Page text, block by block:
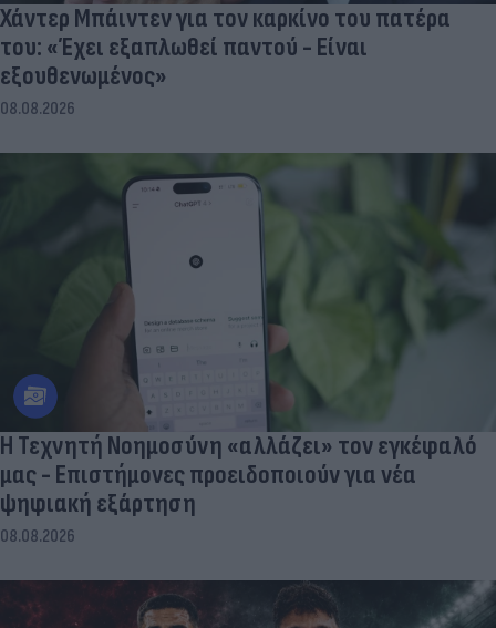
Χάντερ Μπάιντεν για τον καρκίνο του πατέρα
του: «Έχει εξαπλωθεί παντού - Είναι
εξουθενωμένος»
08.08.2026
Η Τεχνητή Νοημοσύνη «αλλάζει» τον εγκέφαλό
μας - Eπιστήμονες προειδοποιούν για νέα
ψηφιακή εξάρτηση
08.08.2026